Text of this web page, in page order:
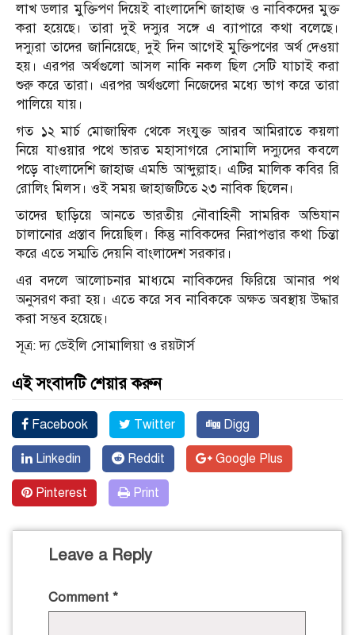
লাখ ডলার মুক্তিপণ দিয়েই বাংলাদেশি জাহাজ ও নাবিকদের মুক্ত
করা হয়েছে। তারা দুই দস্যুর সঙ্গে এ ব্যাপারে কথা বলেছে।
দস্যুরা তাদের জানিয়েছে, দুই দিন আগেই মুক্তিপণের অর্থ দেওয়া
হয়। এরপর অর্থগুলো আসল নাকি নকল ছিল সেটি যাচাই করা
শুরু করে তারা। এরপর অর্থগুলো নিজেদের মধ্যে ভাগ করে তারা
পালিয়ে যায়।
গত ১২ মার্চ মোজাম্বিক থেকে সংযুক্ত আরব আমিরাতে কয়লা
নিয়ে যাওয়ার পথে ভারত মহাসাগরে সোমালি দস্যুদের কবলে
পড়ে বাংলাদেশি জাহাজ এমভি আব্দুল্লাহ। এটির মালিক কবির রি
রোলিং মিলস। ওই সময় জাহাজটিতে ২৩ নাবিক ছিলেন।
তাদের ছাড়িয়ে আনতে ভারতীয় নৌবাহিনী সামরিক অভিযান
চালানোর প্রস্তাব দিয়েছিল। কিন্তু নাবিকদের নিরাপত্তার কথা চিন্তা
করে এতে সম্মতি দেয়নি বাংলাদেশ সরকার।
এর বদলে আলোচনার মাধ্যমে নাবিকদের ফিরিয়ে আনার পথ
অনুসরণ করা হয়। এতে করে সব নাবিককে অক্ষত অবস্থায় উদ্ধার
করা সম্ভব হয়েছে।
সূত্র: দ্য ডেইলি সোমালিয়া ও রয়টার্স
এই সংবাদটি শেয়ার করুন
Facebook Twitter Digg
Linkedin Reddit Google Plus
Pinterest Print
Leave a Reply
Comment *